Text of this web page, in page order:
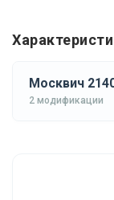
Москвич
2 модификации